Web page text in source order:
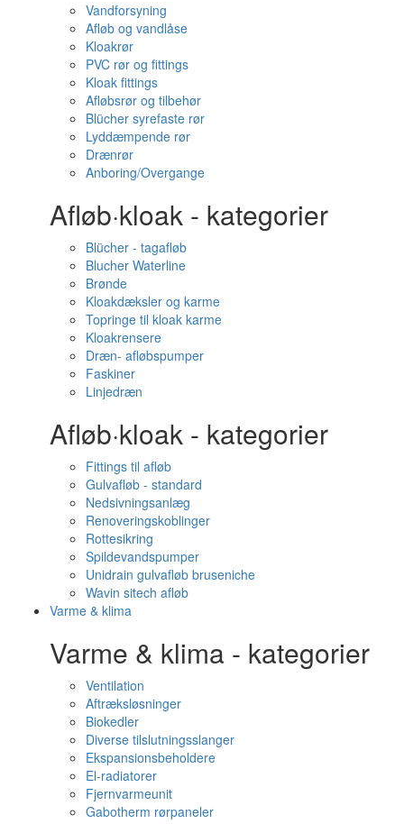
Vandforsyning
Afløb og vandlåse
Kloakrør
PVC rør og fittings
Kloak fittings
Afløbsrør og tilbehør
Blücher syrefaste rør
Lyddæmpende rør
Drænrør
Anboring/Overgange
Afløb·kloak - kategorier
Blücher - tagafløb
Blucher Waterline
Brønde
Kloakdæksler og karme
Topringe til kloak karme
Kloakrensere
Dræn- afløbspumper
Faskiner
Linjedræn
Afløb·kloak - kategorier
Fittings til afløb
Gulvafløb - standard
Nedsivningsanlæg
Renoveringskoblinger
Rottesikring
Spildevandspumper
Unidrain gulvafløb bruseniche
Wavin sitech afløb
Varme & klima
Varme & klima - kategorier
Ventilation
Aftræksløsninger
Biokedler
Diverse tilslutningsslanger
Ekspansionsbeholdere
El-radiatorer
Fjernvarmeunit
Gabotherm rørpaneler